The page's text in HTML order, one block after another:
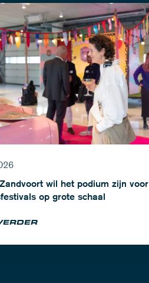
wil het podium zijn voor
op grote schaal